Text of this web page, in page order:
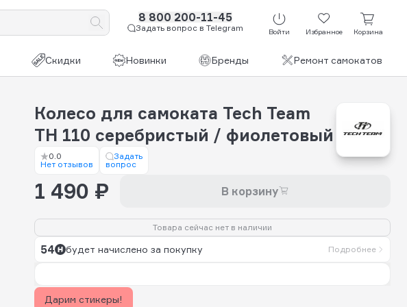
8 800 200-11-45
Задать вопрос в Telegram Войти Избранное Корзина
Скидки Новинки Бренды Ремонт самокатов
Колесо для самоката Tech Team
TH 110 серебристый / фиолетовый
0.0
Нет отзывов
Задать
вопрос
1 490 ₽ В корзину
Товара сейчас нет в наличии
54 будет начислено за покупку Подробнее
Дарим стикеры!